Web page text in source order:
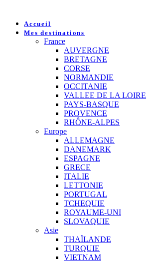
Accueil
Mes destinations
France
AUVERGNE
BRETAGNE
CORSE
NORMANDIE
OCCITANIE
VALLEE DE LA LOIRE
PAYS-BASQUE
PROVENCE
RHÔNE-ALPES
Europe
ALLEMAGNE
DANEMARK
ESPAGNE
GRECE
ITALIE
LETTONIE
PORTUGAL
TCHEQUIE
ROYAUME-UNI
SLOVAQUIE
Asie
THAÏLANDE
TURQUIE
VIETNAM